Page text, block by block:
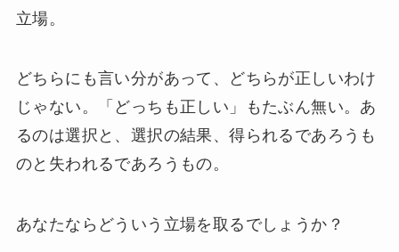
立場。
どちらにも言い分があって、どちらが正しいわけ
じゃない。「どっちも正しい」もたぶん無い。あ
るのは選択と、選択の結果、得られるであろうも
のと失われるであろうもの。
あなたならどういう立場を取るでしょうか？